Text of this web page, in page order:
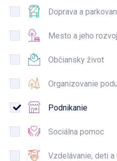
Doprava a
Mesto a jeho rozvoj
Občiansky život
Organizovanie
Podnikanie
Sociálna pomoc
Vzdelávanie, deti a